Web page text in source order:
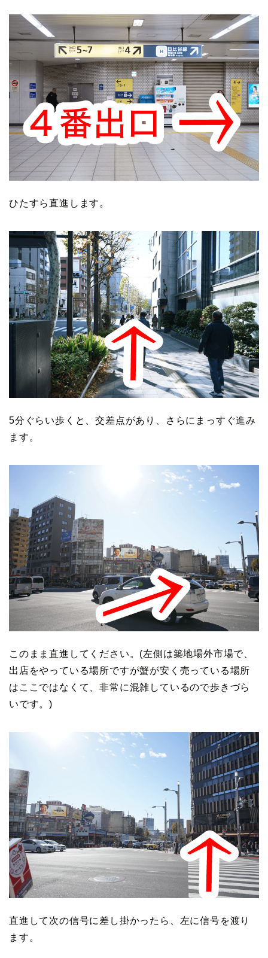
ひたすら直進します。
5分ぐらい歩くと、交差点があり、さらにまっすぐ進み
ます。
このまま直進してください。(左側は築地場外市場で、
出店をやっている場所ですが蟹が安く売っている場所
はここではなくて、非常に混雑しているので歩きづら
いです。)
直進して次の信号に差し掛かったら、左に信号を渡り
ます。